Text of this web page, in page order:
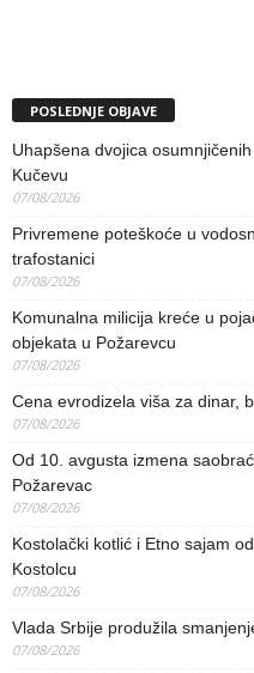
POSLEDNJE OBJAVE
Uhapšena dvojica
Kučevu
07/08/2026
Privremene poteškoće u
trafostanici
07/08/2026
Komunalna milicija kreće u
objekata u Požarevcu
07/08/2026
Cena evrodizela viša za dinar,
07/08/2026
Od 10. avgusta izmena
Požarevac
07/08/2026
Kostolački kotlić i Etno sajam
Kostolcu
07/08/2026
Vlada Srbije produžila
07/08/2026